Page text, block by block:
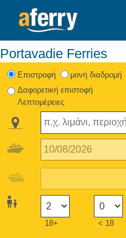
Portavadie Ferries
Eπιστροφή
μονή διαδρομή
Δαφορετική επιστοφή
Λεπτομέρειες
18+ < 18